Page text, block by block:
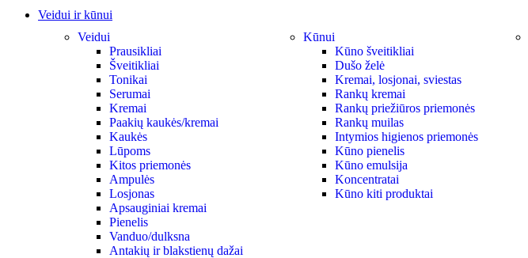
Veidui ir kūnui
Veidui
Prausikliai
Šveitikliai
Tonikai
Serumai
Kremai
Paakių kaukės/kremai
Kaukės
Lūpoms
Kitos priemonės
Ampulės
Losjonas
Apsauginiai kremai
Pienelis
Vanduo/dulksna
Antakių ir blakstienų dažai
Kūnui
Kūno šveitikliai
Dušo želė
Kremai, losjonai, sviestas
Rankų kremai
Rankų priežiūros priemonės
Rankų muilas
Intymios higienos priemonės
Kūno pienelis
Kūno emulsija
Koncentratai
Kūno kiti produktai